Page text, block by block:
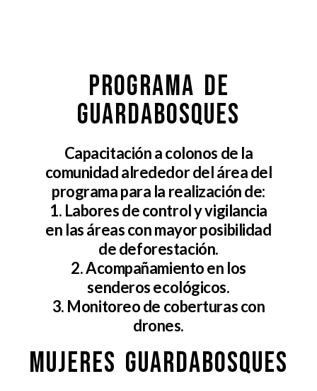
Programa de
Guardabosques
Capacitación a colonos de la
comunidad alrededor del área del
programa para la realización de:
1. Labores de control y vigilancia
en las áreas con mayor posibilidad
de deforestación.
2. Acompañamiento en los
senderos ecológicos.
3. Monitoreo de coberturas con
drones.
Mujeres Guardabosques